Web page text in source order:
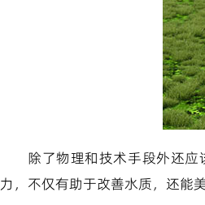
除了物理和技术手段外还
力，不仅有助于改善水质，还能